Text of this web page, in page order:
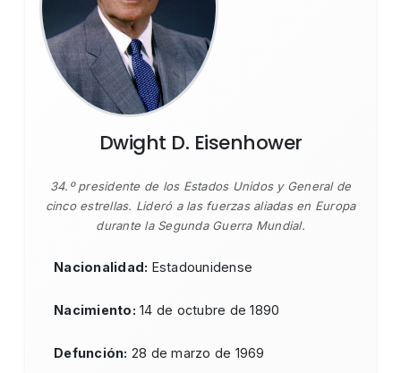
Dwight D. Eisenhower
34.º presidente de los Estados Unidos y General de
cinco estrellas. Lideró a las fuerzas aliadas en Europa
durante la Segunda Guerra Mundial.
Nacionalidad: Estadounidense
Nacimiento: 14 de octubre de 1890
Defunción: 28 de marzo de 1969